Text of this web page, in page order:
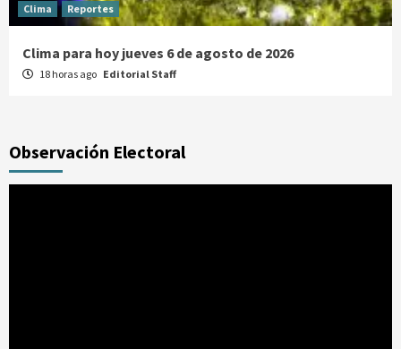
Clima Reportes
Clima para hoy jueves 6 de agosto de 2026
18 horas ago Editorial Staff
Observación Electoral